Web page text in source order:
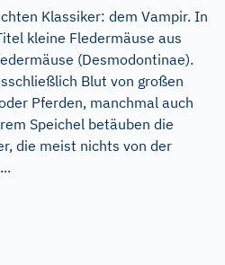
Klassiker: dem Vampir. In
kleine Fledermäuse aus
(Desmodontinae).
Blut von großen
Pferden, manchmal auch
Speichel betäuben die
die meist nichts von der